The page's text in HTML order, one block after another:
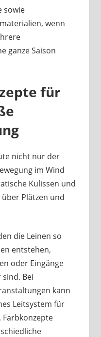
sowie
wenn
ganze Saison
für
nicht nur der
im Wind
Kulissen und
Plätzen und
die Leinen so
entstehen,
oder Eingänge
Bei
kann
Leitsystem für